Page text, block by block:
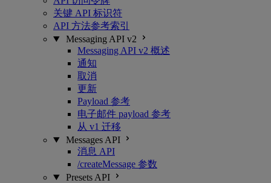
关键 API 标识符
API 方法参考索引
Messaging API v2
Messaging API v2 概述
通知
取消
更新
Payload 参考
电子邮件 payload 参考
从 v1 迁移
Messages API
消息 API
/createMessage 参数
Presets API